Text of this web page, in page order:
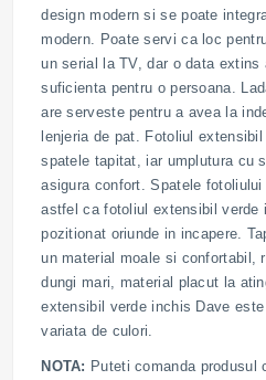
design modern si se poate
modern. Poate servi ca loc
un serial la TV, dar o data extins
suficienta pentru o persoana.
are serveste pentru a avea la
lenjeria de pat. Fotoliul
spatele tapitat, iar umplutura cu
asigura confort. Spatele
astfel ca fotoliul extensibil verde
pozitionat oriunde in incapere.
un material moale si confortabil,
dungi mari, material placut la
extensibil verde inchis Dave
variata de culori.
NOTA: Puteti comanda produsul